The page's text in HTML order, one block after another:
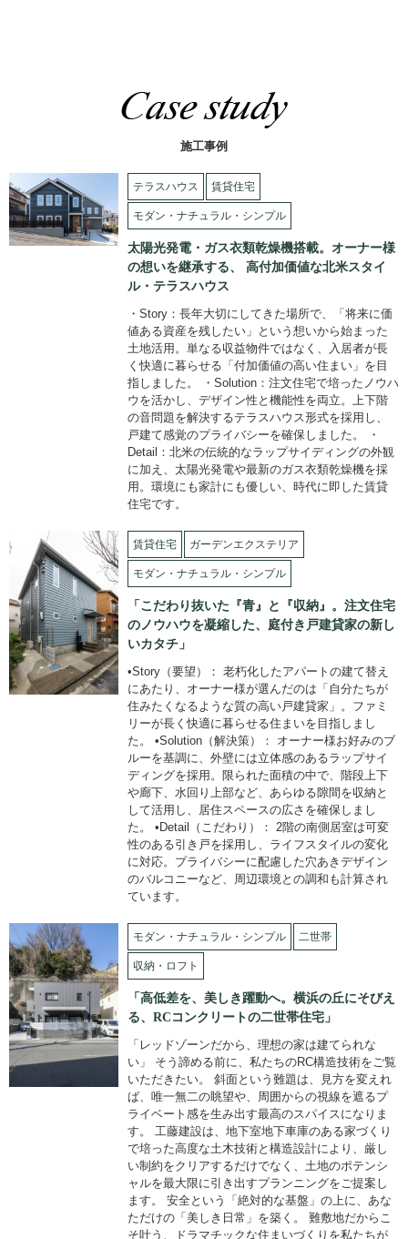
施工事例
テラスハウス 賃貸住宅
モダン・ナチュラル・シンプル
太陽光発電・ガス衣類乾燥機搭載。オーナー様
の想いを継承する、 高付加価値な北米スタイ
ル・テラスハウス
・Story：長年大切にしてきた場所で、「将来に価
値ある資産を残したい」という想いから始まった
土地活用。単なる収益物件ではなく、入居者が長
く快適に暮らせる「付加価値の高い住まい」を目
指しました。 ・Solution：注文住宅で培ったノウハ
ウを活かし、デザイン性と機能性を両立。上下階
の音問題を解決するテラスハウス形式を採用し、
戸建て感覚のプライバシーを確保しました。 ・
Detail：北米の伝統的なラップサイディングの外観
に加え、太陽光発電や最新のガス衣類乾燥機を採
用。環境にも家計にも優しい、時代に即した賃貸
住宅です。
賃貸住宅 ガーデンエクステリア
モダン・ナチュラル・シンプル
「こだわり抜いた『青』と『収納』。注文住宅
のノウハウを凝縮した、庭付き戸建貸家の新し
いカタチ」
•Story（要望）： 老朽化したアパートの建て替え
にあたり、オーナー様が選んだのは「自分たちが
住みたくなるような質の高い戸建貸家」。ファミ
リーが長く快適に暮らせる住まいを目指しまし
た。 •Solution（解決策）： オーナー様お好みのブ
ルーを基調に、外壁には立体感のあるラップサイ
ディングを採用。限られた面積の中で、階段上下
や廊下、水回り上部など、あらゆる隙間を収納と
して活用し、居住スペースの広さを確保しまし
た。 •Detail（こだわり）： 2階の南側居室は可変
性のある引き戸を採用し、ライフスタイルの変化
に対応。プライバシーに配慮した穴あきデザイン
のバルコニーなど、周辺環境との調和も計算され
ています。
モダン・ナチュラル・シンプル 二世帯
収納・ロフト
「高低差を、美しき躍動へ。横浜の丘にそびえ
る、RCコンクリートの二世帯住宅」
「レッドゾーンだから、理想の家は建てられな
い」 そう諦める前に、私たちのRC構造技術をご覧
いただきたい。 斜面という難題は、見方を変えれ
ば、唯一無二の眺望や、周囲からの視線を遮るプ
ライベート感を生み出す最高のスパイスになりま
す。 工藤建設は、地下室地下車庫のある家づくり
で培った高度な土木技術と構造設計により、厳し
い制約をクリアするだけでなく、土地のポテンシ
ャルを最大限に引き出すプランニングをご提案し
ます。 安全という「絶対的な基盤」の上に、あな
ただけの「美しき日常」を築く。 難敷地だからこ
そ叶う、ドラマチックな住まいづくりを私たちが